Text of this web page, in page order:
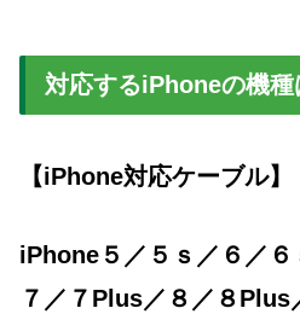
対応するiPhoneの機種
【iPhone対応ケーブル】
iPhone５／５ｓ／６／
７／７Plus／８／８Plus